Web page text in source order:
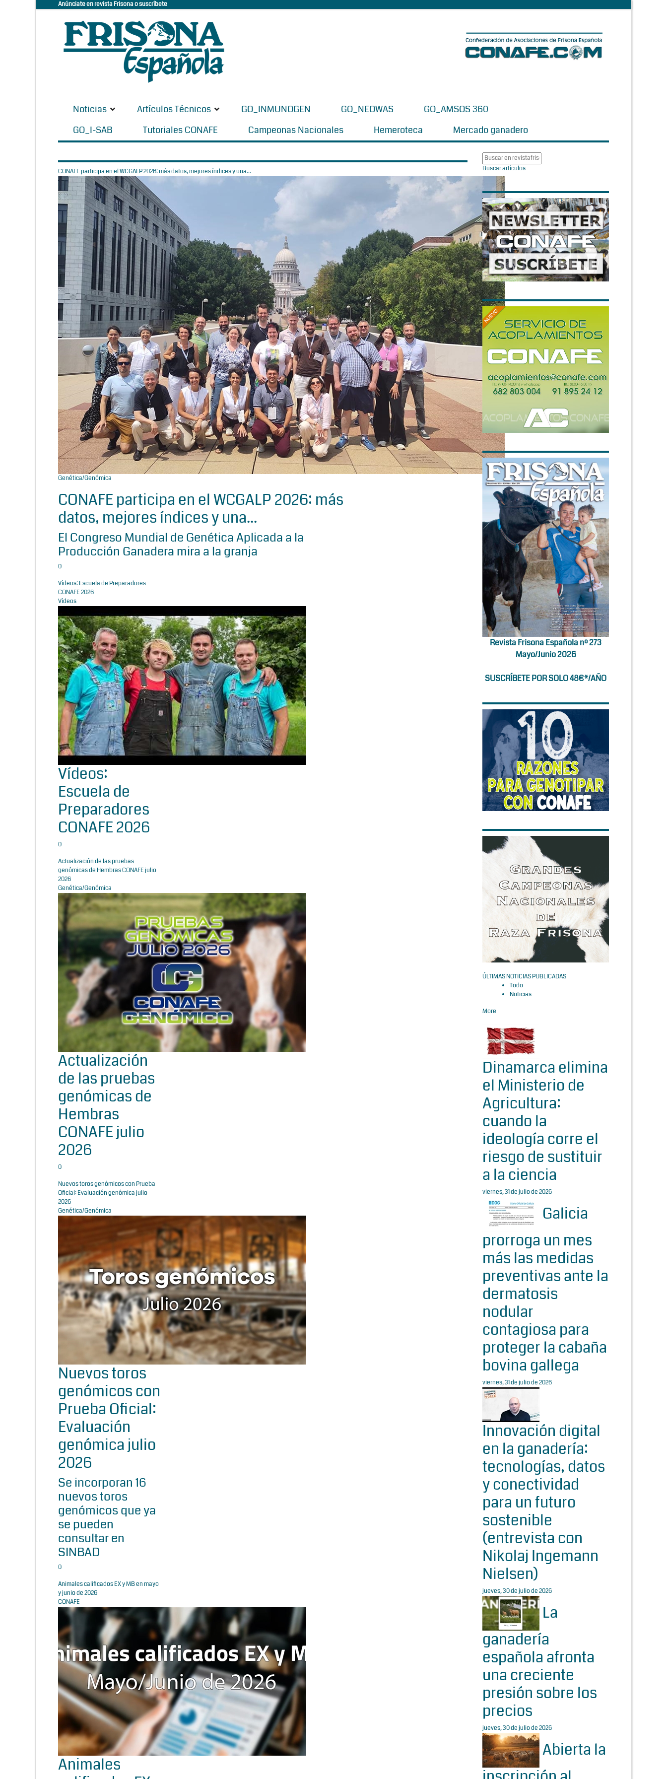
Anúnciate en revista Frisona o suscríbete
Noticias Artículos Técnicos GO_INMUNOGEN GO_NEOWAS
GO_AMSOS 360
GO_I-SAB
Tutoriales CONAFE Campeonas Nacionales Hemeroteca Mercado ganadero
CONAFE participa en el WCGALP 2026: más datos, mejores índices y una...
Genética/Genómica
CONAFE participa en el WCGALP 2026: más
datos, mejores índices y una...
El Congreso Mundial de Genética Aplicada a la
Producción Ganadera mira a la granja
0
Vídeos: Escuela de Preparadores
CONAFE 2026
Vídeos
Vídeos:
Escuela de
Preparadores
CONAFE 2026
0
Actualización de las pruebas
genómicas de Hembras CONAFE julio
2026
Genética/Genómica
Actualización
de las pruebas
genómicas de
Hembras
CONAFE julio
2026
0
Nuevos toros genómicos con Prueba
Oficial: Evaluación genómica julio
2026
Genética/Genómica
Nuevos toros
genómicos con
Prueba Oficial:
Evaluación
genómica julio
2026
Se incorporan 16
nuevos toros
genómicos que ya
se pueden
consultar en
SINBAD
0
Animales calificados EX y MB en mayo
y junio de 2026
CONAFE
Animales
Buscar artículos
Revista Frisona Española nº 273
Mayo/Junio 2026
SUSCRÍBETE POR SOLO 48€*/AÑO
ÚLTIMAS NOTICIAS PUBLICADAS
Todo
Noticias
More
Dinamarca elimina
el Ministerio de
Agricultura:
cuando la
ideología corre el
riesgo de sustituir
a la ciencia
viernes, 31 de julio de 2026
Galicia
prorroga un mes
más las medidas
preventivas ante la
dermatosis
nodular
contagiosa para
proteger la cabaña
bovina gallega
viernes, 31 de julio de 2026
Innovación digital
en la ganadería:
tecnologías, datos
y conectividad
para un futuro
sostenible
(entrevista con
Nikolaj Ingemann
Nielsen)
jueves, 30 de julio de 2026
La
ganadería
española afronta
una creciente
presión sobre los
precios
jueves, 30 de julio de 2026
Abierta la